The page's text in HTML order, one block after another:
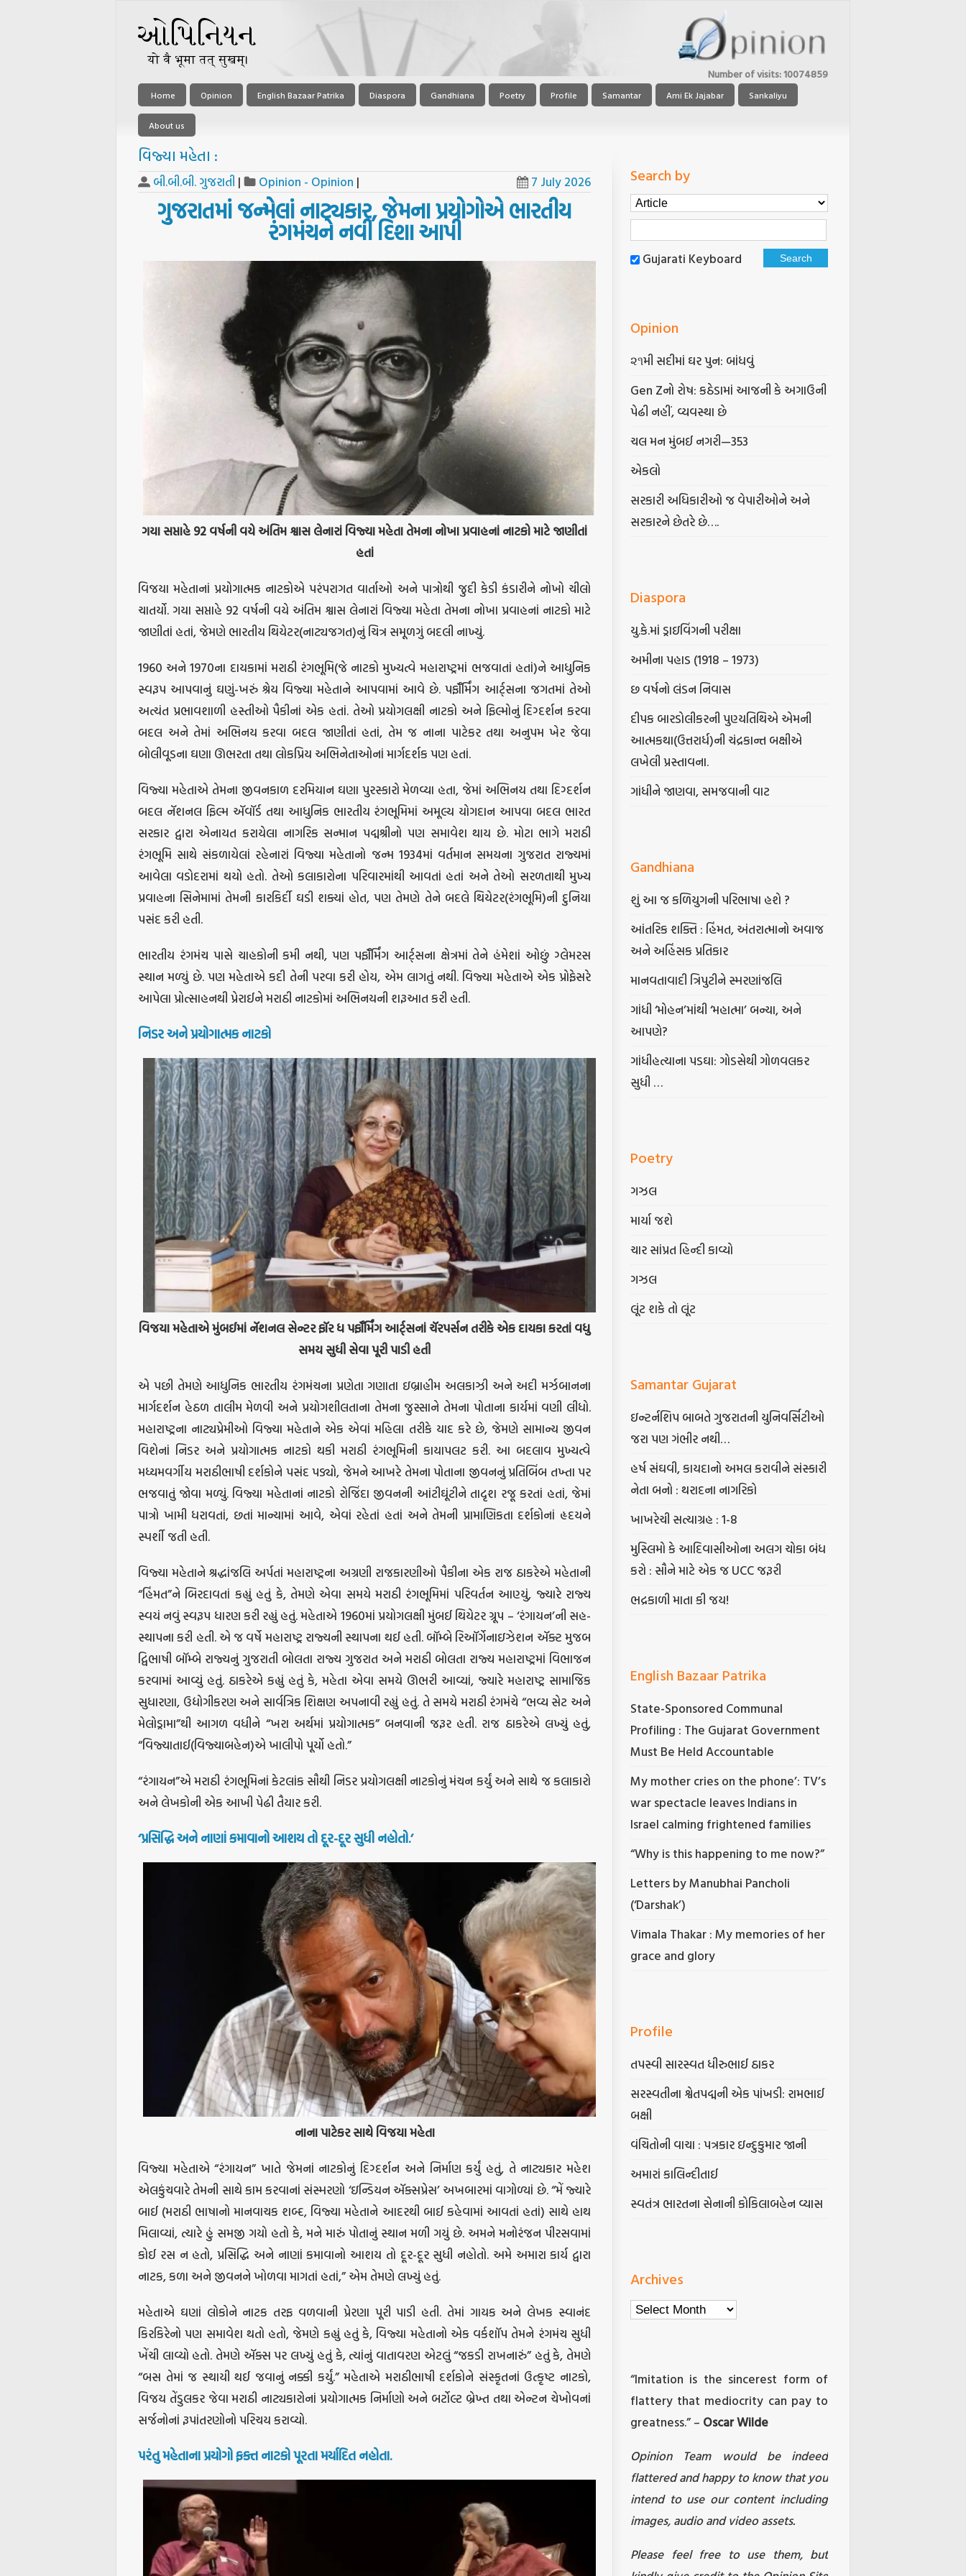
Number of visits:10074859
Home Opinion English Bazaar Patrika Diaspora Gandhiana Poetry Profile Samantar Ami Ek Jajabar Sankaliyu
About us
વિજ્યા મહેતા :
બી.બી.બી. ગુજરાતી | Opinion - Opinion | 7 July 2026
ગુજરાતમાં જન્મેલાં નાટ્યકાર, જેમના પ્રયોગોએ ભારતીય
રંગમંચને નવી દિશા આપી
ગયાસપ્તાહે 92 વર્ષની વયેઅંતિમશ્વાસ લેનારાં વિજ્યામહેતા તેમના નોખાપ્રવાહનાં નાટકોમાટે જાણીતાં
હતાં
વિજયા મહેતાનાં પ્રયોગાત્મક નાટકોએ પરંપરાગત વાર્તાઓ અને પાત્રોથી જુદી કેડી કંડારીને નોખો ચીલો
ચાતર્યો. ગયા સપ્તાહે 92 વર્ષની વયે અંતિમ શ્વાસ લેનારાં વિજ્યા મહેતા તેમના નોખા પ્રવાહનાં નાટકો માટે
જાણીતાં હતાં, જેમણે ભારતીય થિયેટર(નાટ્યજગત)નું ચિત્ર સમૂળગું બદલી નાખ્યું.
1960 અને 1970ના દાયકામાં મરાઠી રંગભૂમિ(જે નાટકો મુખ્યત્વે મહારાષ્ટ્રમાં ભજવાતાં હતાં)ને આધુનિક
સ્વરૂપ આપવાનું ઘણું-ખરું શ્રેય વિજ્યા મહેતાને આપવામાં આવે છે. પર્ફૉર્મિંગ આર્ટ્સના જગતમાં તેઓ
અત્યંત પ્રભાવશાળી હસ્તીઓ પૈકીનાં એક હતાં. તેઓ પ્રયોગલક્ષી નાટકો અને ફિલ્મોનું દિગ્દર્શન કરવા
બદલ અને તેમાં અભિનય કરવા બદલ જાણીતાં હતાં, તેમ જ નાના પાટેકર તથા અનુપમ ખેર જેવા
બોલીવૂડના ઘણા ઊભરતા તથા લોકપ્રિય અભિનેતાઓનાં માર્ગદર્શક પણ હતાં.
વિજ્યા મહેતાએ તેમના જીવનકાળ દરમિયાન ઘણા પુરસ્કારો મેળવ્યા હતા, જેમાં અભિનય તથા દિગ્દર્શન
બદલ નૅશનલ ફિલ્મ ઍવૉર્ડ તથા આધુનિક ભારતીય રંગભૂમિમાં અમૂલ્ય યોગદાન આપવા બદલ ભારત
સરકાર દ્વારા એનાયત કરાયેલા નાગરિક સન્માન પદ્મશ્રીનો પણ સમાવેશ થાય છે. મોટા ભાગે મરાઠી
રંગભૂમિ સાથે સંકળાયેલાં રહેનારાં વિજ્યા મહેતાનો જન્મ 1934માં વર્તમાન સમયના ગુજરાત રાજ્યમાં
આવેલા વડોદરામાં થયો હતો. તેઓ કલાકારોના પરિવારમાંથી આવતાં હતાં અને તેઓ સરળતાથી મુખ્ય
પ્રવાહના સિનેમામાં તેમની કારકિર્દી ઘડી શક્યાં હોત, પણ તેમણે તેને બદલે થિયેટર(રંગભૂમિ)ની દુનિયા
પસંદ કરી હતી.
ભારતીય રંગમંચ પાસે ચાહકોની કમી નથી, પણ પર્ફૉર્મિંગ આર્ટ્સના ક્ષેત્રમાં તેને હંમેશાં ઓછું ગ્લેમરસ
સ્થાન મળ્યું છે. પણ મહેતાએ કદી તેની પરવા કરી હોય, એમ લાગતું નથી. વિજ્યા મહેતાએ એક પ્રોફેસરે
આપેલા પ્રોત્સાહનથી પ્રેરાઈને મરાઠી નાટકોમાં અભિનયની શરૂઆત કરી હતી.
નિડર અને પ્રયોગાત્મક નાટકો
વિજયામહેતાએમુંબઈમાં નૅશનલસેન્ટરફૉર ધપર્ફૉર્મિંગઆર્ટ્સનાંચૅરપર્સન તરીકેએક દાયકાકરતાં વધુ
સમયસુધીસેવાપૂરીપાડી હતી
એ પછી તેમણે આધુનિક ભારતીય રંગમંચના પ્રણેતા ગણાતા ઇબ્રાહીમ અલકાઝી અને અદી મર્ઝબાનના
માર્ગદર્શન હેઠળ તાલીમ મેળવી અને પ્રયોગશીલતાના તેમના જુસ્સાને તેમના પોતાના કાર્યમાં વણી લીધો.
મહારાષ્ટ્રના નાટ્યપ્રેમીઓ વિજ્યા મહેતાને એક એવાં મહિલા તરીકે યાદ કરે છે, જેમણે સામાન્ય જીવન
વિશેનાં નિડર અને પ્રયોગાત્મક નાટકો થકી મરાઠી રંગભૂમિની કાયાપલટ કરી. આ બદલાવ મુખ્યત્વે
મધ્યમવર્ગીય મરાઠીભાષી દર્શકોને પસંદ પડ્યો, જેમને આખરે તેમના પોતાના જીવનનું પ્રતિબિંબ તખ્તા પર
ભજવાતું જોવા મળ્યું. વિજ્યા મહેતાનાં નાટકો રોજિંદા જીવનની આંટીઘૂંટીને તાદૃશ રજૂ કરતાં હતાં, જેમાં
પાત્રો ખામી ધરાવતાં, છતાં માન્યામાં આવે, એવાં રહેતાં હતાં અને તેમની પ્રામાણિકતા દર્શકોનાં હૃદયને
સ્પર્શી જતી હતી.
વિજ્યા મહેતાને શ્રદ્ધાંજલિ અર્પતાં મહારાષ્ટ્રના અગ્રણી રાજકારણીઓ પૈકીના એક રાજ ઠાકરેએ મહેતાની
“હિંમત”ને બિરદાવતાં કહ્યું હતું કે, તેમણે એવા સમયે મરાઠી રંગભૂમિમાં પરિવર્તન આણ્યું, જ્યારે રાજ્ય
સ્વયં નવું સ્વરૂપ ધારણ કરી રહ્યું હતું. મહેતાએ 1960માં પ્રયોગલક્ષી મુંબઈ થિયેટર ગ્રૂપ – ‘રંગાયન’ની સહ-
સ્થાપના કરી હતી. એ જ વર્ષે મહારાષ્ટ્ર રાજ્યની સ્થાપના થઈ હતી. બૉમ્બે રિઑર્ગેનાઇઝેશન ઍક્ટ મુજબ
દ્વિભાષી બૉમ્બે રાજ્યનું ગુજરાતી બોલતા રાજ્ય ગુજરાત અને મરાઠી બોલતા રાજ્ય મહારાષ્ટ્રમાં વિભાજન
કરવામાં આવ્યું હતું. ઠાકરેએ કહ્યું હતું કે, મહેતા એવા સમયે ઊભરી આવ્યાં, જ્યારે મહારાષ્ટ્ર સામાજિક
સુધારણા, ઉદ્યોગીકરણ અને સાર્વત્રિક શિક્ષણ અપનાવી રહ્યું હતું. તે સમયે મરાઠી રંગમંચે “ભવ્ય સેટ અને
મેલોડ્રામા”થી આગળ વધીને “ખરા અર્થમાં પ્રયોગાત્મક” બનવાની જરૂર હતી. રાજ ઠાકરેએ લખ્યું હતું,
“વિજ્યાતાઈ(વિજ્યાબહેન)એ ખાલીપો પૂર્યો હતો.”
“રંગાયન”એ મરાઠી રંગભૂમિનાં કેટલાંક સૌથી નિડર પ્રયોગલક્ષી નાટકોનું મંચન કર્યું અને સાથે જ કલાકારો
અને લેખકોની એક આખી પેઢી તૈયાર કરી.
‘પ્રસિદ્ધિ અને નાણાં કમાવાનો આશય તો દૂર-દૂર સુધી નહોતો.’
નાનાપાટેકરસાથે વિજયામહેતા
વિજ્યા મહેતાએ “રંગાયન” ખાતે જેમનાં નાટકોનું દિગ્દર્શન અને નિર્માણ કર્યું હતું, તે નાટ્યકાર મહેશ
એલકુંચવારે તેમની સાથે કામ કરવાનાં સંસ્મરણો ‘ઇન્ડિયન ઍક્સપ્રેસ’ અખબારમાં વાગોળ્યાં છે. “મેં જ્યારે
બાઈ (મરાઠી ભાષાનો માનવાચક શબ્દ, વિજ્યા મહેતાને આદરથી બાઈ કહેવામાં આવતાં હતાં) સાથે હાથ
મિલાવ્યાં, ત્યારે હું સમજી ગયો હતો કે, મને મારું પોતાનું સ્થાન મળી ગયું છે. અમને મનોરંજન પીરસવામાં
કોઈ રસ ન હતો, પ્રસિદ્ધિ અને નાણાં કમાવાનો આશય તો દૂર-દૂર સુધી નહોતો. અમે અમારા કાર્ય દ્વારા
નાટક, કળા અને જીવનને ખોળવા માગતાં હતાં,” એમ તેમણે લખ્યું હતું.
મહેતાએ ઘણાં લોકોને નાટક તરફ વળવાની પ્રેરણા પૂરી પાડી હતી. તેમાં ગાયક અને લેખક સ્વાનંદ
કિરકિરેનો પણ સમાવેશ થતો હતો, જેમણે કહ્યું હતું કે, વિજ્યા મહેતાનો એક વર્કશૉપ તેમને રંગમંચ સુધી
ખેંચી લાવ્યો હતો. તેમણે ઍક્સ પર લખ્યું હતું કે, ત્યાંનું વાતાવરણ એટલું “જકડી રાખનારું” હતું કે, તેમણે
“બસ તેમાં જ સ્થાયી થઈ જવાનું નક્કી કર્યું.” મહેતાએ મરાઠીભાષી દર્શકોને સંસ્કૃતનાં ઉત્કૃષ્ટ નાટકો,
વિજય તેંડુલકર જેવા મરાઠી નાટ્યકારોનાં પ્રયોગાત્મક નિર્માણો અને બર્ટોલ્ટ બ્રેખ્ત તથા એન્ટન ચેખોવનાં
સર્જનોનાં રૂપાંતરણોનો પરિચય કરાવ્યો.
પરંતુ મહેતાના પ્રયોગો ફક્ત નાટકો પૂરતા મર્યાદિત નહોતા.
Search by
Gujarati Keyboard
Opinion
૨૧મી સદીમાં ઘર પુન: બાંધવું
Gen Zનો રોષ: કઠેડામાં આજની કે અગાઉની
પેઢી નહીં, વ્યવસ્થા છે
ચલ મન મુંબઈ નગરી—353
એકલો
સરકારી અધિકારીઓ જ વેપારીઓને અને
સરકારને છેતરે છે….
Diaspora
યુ.કે.માં ડ્રાઇવિંગની પરીક્ષા
અમીના પહાડ (1918 – 1973)
છ વર્ષનો લંડન નિવાસ
દીપક બારડોલીકરની પુણ્યતિથિએ એમની
આત્મકથા(ઉત્તરાર્ધ)ની ચંદ્રકાન્ત બક્ષીએ
લખેલી પ્રસ્તાવના.
ગાંધીને જાણવા, સમજવાની વાટ
Gandhiana
શું આ જ કળિયુગની પરિભાષા હશે ?
આંતરિક શક્તિ : હિંમત, અંતરાત્માનો અવાજ
અને અહિંસક પ્રતિકાર
માનવતાવાદી ત્રિપુટીને સ્મરણાંજલિ
ગાંધી ‘મોહન’માંથી ‘મહાત્મા’ બન્યા, અને
આપણે?
ગાંધીહત્યાના પડઘા: ગોડસેથી ગોળવલકર
સુધી …
Poetry
ગઝલ
માર્યા જશે
ચાર સાંપ્રત હિન્દી કાવ્યો
ગઝલ
લૂંટ શકે તો લૂંટ
Samantar Gujarat
ઇન્ટર્નશિપ બાબતે ગુજરાતની યુનિવર્સિટીઓ
જરા પણ ગંભીર નથી…
હર્ષ સંઘવી, કાયદાનો અમલ કરાવીને સંસ્કારી
નેતા બનો : થરાદના નાગરિકો
ખાખરેચી સત્યાગ્રહ : 1-8
મુસ્લિમો કે આદિવાસીઓના અલગ ચોકા બંધ
કરો : સૌને માટે એક જ UCC જરૂરી
ભદ્રકાળી માતા કી જય!
English Bazaar Patrika
State-Sponsored Communal
Profiling : The Gujarat Government
Must Be Held Accountable
My mother cries on the phone’: TV’s
war spectacle leaves Indians in
Israel calming frightened families
“Why is this happening to me now?”
Letters by Manubhai Pancholi
(‘Darshak’)
Vimala Thakar : My memories of her
grace and glory
Profile
તપસ્વી સારસ્વત ધીરુભાઈ ઠાકર
સરસ્વતીના શ્વેતપદ્મની એક પાંખડી: રામભાઈ
બક્ષી
વંચિતોની વાચા : પત્રકાર ઇન્દુકુમાર જાની
અમારાં કાલિન્દીતાઈ
સ્વતંત્ર ભારતના સેનાની કોકિલાબહેન વ્યાસ
Archives
Archives
“Imitation is the sincerest form of
flattery that mediocrity can pay to
greatness.” – Oscar Wilde
Opinion Team would be indeed
flattered and happy to know that you
intend to use our content including
images, audio and video assets.
Please feel free to use them, but